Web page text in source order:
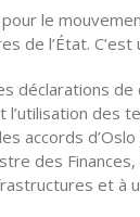
le
de l’État. C’est
déclarations
des
accords
des
et à